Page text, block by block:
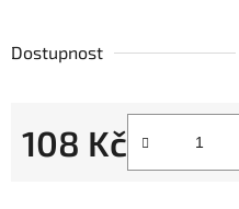
Dostupnost
108 Kč